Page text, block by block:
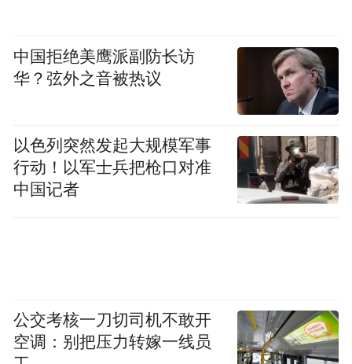
中国拒绝美鹰派副防长访
华？弦外之音被热议
以色列突然发起大规模军事
行动！以军士兵把枪口对准
中国记者
公交考核一刀切司机不敢开
空调：别把压力转嫁一线员